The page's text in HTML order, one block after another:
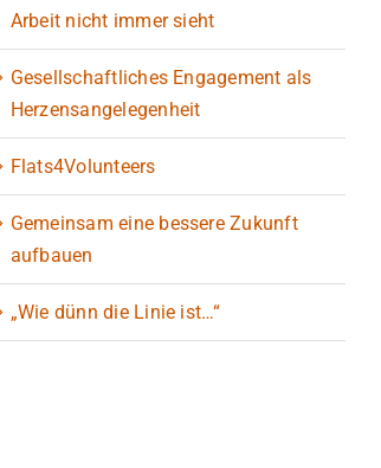
Arbeit nicht immer sieht
Gesellschaftliches Engagement als
Herzensangelegenheit
Flats4Volunteers
Gemeinsam eine bessere Zukunft
aufbauen
„Wie dünn die Linie ist…“